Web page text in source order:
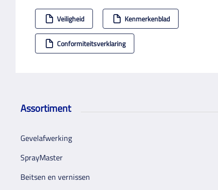
Veiligheid Kenmerkenblad
Conformiteitsverklaring
Assortiment
Gevelafwerking
SprayMaster
Beitsen en vernissen